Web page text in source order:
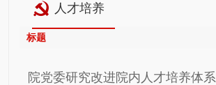
人才培养
标题
院党委研究改进院内人才培养体系